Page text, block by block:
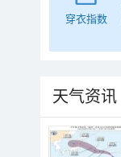
穿衣指数
天气资讯